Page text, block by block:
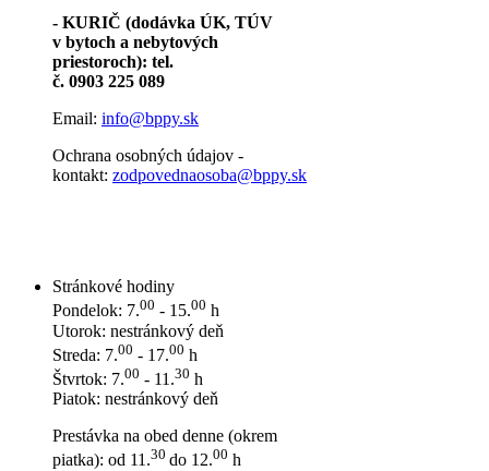
- KURIČ (dodávka ÚK, TÚV
v bytoch a nebytových
priestoroch): tel.
č. 0903 225 089
Email: info@bppy.sk
Ochrana osobných údajov -
kontakt: zodpovednaosoba@bppy.sk
Stránkové hodiny
Pondelok: 7.00 - 15.00 h
Utorok: nestránkový deň
Streda: 7.00 - 17.00 h
Štvrtok: 7.00 - 11.30 h
Piatok: nestránkový deň
Prestávka na obed denne (okrem
piatka): od 11.30 do 12.00 h